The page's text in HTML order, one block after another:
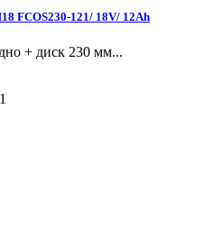
FCOS230-121/ 18V/ 12Ah
+ диск 230 мм...